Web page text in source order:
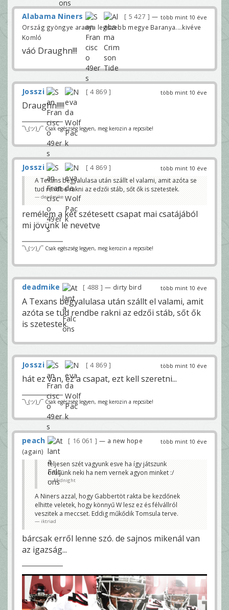
több mint 10 éve
Alabama Niners 5 427
—
Ország gyöngye aranya legszebb megye Baranya....kivéve
Komló
váó Draughn!!!
több mint 10 éve
Josszi 4 869
Draughn!!!!!
¯\_(ツ)_/¯ Csak egészség legyen, meg kerozin a repcsibe!
több mint 10 éve
Josszi
4 869
A Texans begyalulasa után szállt el valami, amit azóta se
tud rendbe rakni az edzői stáb, sőt ők is szetestek.
deadmike
remélem a két szétesett csapat mai csatájából
mi jövünk le nevetve
¯\_(ツ)_/¯ Csak egészség legyen, meg kerozin a repcsibe!
több mint 10 éve
deadmike 488 — dirty bird
A Texans begyalulasa után szállt el valami, amit
azóta se tud rendbe rakni az edzői stáb, sőt ők
is szetestek.
több mint 10 éve
Josszi 4 869
hát ez van, ez a csapat, ezt kell szeretni...
¯\_(ツ)_/¯ Csak egészség legyen, meg kerozin a repcsibe!
több mint 10 éve
peach 16 061
— a new hope
(again)
teljesen szét vagyunk esve ha így játszunk
örüljünk neki ha nem vernek agyon minket :/
Midnight
A Niners azzal, hogy Gabbertöt rakta be kezdőnek
elhitte veletek, hogy könnyű W lesz ez és félvállról
veszitek a meccset. Eddig műkődik Tomsula terve.
iktriad
bárcsak erről lenne szó. de sajnos mikenál van
az igazság...